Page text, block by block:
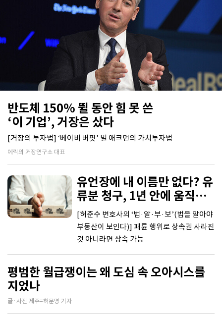
반도체 150% 뛸 동안 힘 못 쓴
‘이 기업’, 거장은 샀다
[거장의 투자법] ‘베이비 버핏’ 빌 애크먼의 가치투자법
에릭의 거장연구소 대표
유언장에 내 이름만 없다? 유
류분 청구, 1년 안에 움직여
라
[허준수 변호사의 ‘법·알·부·보’(법을 알아야
부동산이 보인다)] 패륜 행위로 상속권 사라진
것 아니라면 상속 가능
평범한 월급쟁이는 왜 도심 속 오아시스를
지었나
글·사진 제주=허문명 기자